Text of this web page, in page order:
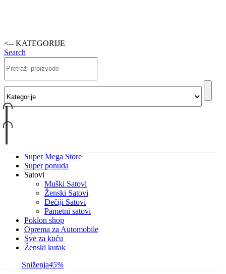
<-- KATEGORIJE
Search
Super Mega Store
Super ponuda
Satovi
Muški Satovi
Ženski Satovi
Dečiji Satovi
Pametni satovi
Poklon shop
Oprema za Automobile
Sve za kuću
Ženski kutak
Sniženja45%